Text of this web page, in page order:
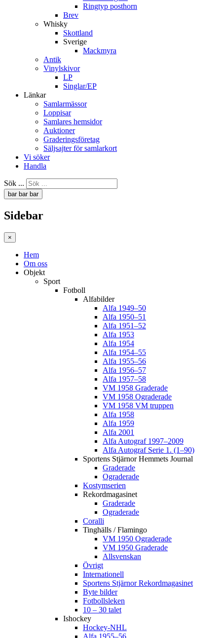
Ringtyp posthorn
Brev
Whisky
Skottland
Sverige
Mackmyra
Antik
Vinylskivor
LP
Singlar/EP
Länkar
Samlarmässor
Loppisar
Samlares hemsidor
Auktioner
Graderingsföretag
Säljsajter för samlarkort
Vi söker
Handla
Sök ...
bar bar bar
Sidebar
×
Hem
Om oss
Objekt
Sport
Fotboll
Alfabilder
Alfa 1949–50
Alfa 1950–51
Alfa 1951–52
Alfa 1953
Alfa 1954
Alfa 1954–55
Alfa 1955–56
Alfa 1956–57
Alfa 1957–58
VM 1958 Graderade
VM 1958 Ograderade
VM 1958 VM truppen
Alfa 1958
Alfa 1959
Alfa 2001
Alfa Autograf 1997–2009
Alfa Autograf Serie 1. (1–90)
Sportens Stjärnor Hemmets Journal
Graderade
Ograderade
Kostymserien
Rekordmagasinet
Graderade
Ograderade
Coralli
Tinghälls / Flamingo
VM 1950 Ograderade
VM 1950 Graderade
Allsvenskan
Övrigt
Internationell
Sportens Stjärnor Rekordmagasinet
Byte bilder
Fotbollsleken
10 – 30 talet
Ishockey
Hockey-NHL
Alfa 1955–56